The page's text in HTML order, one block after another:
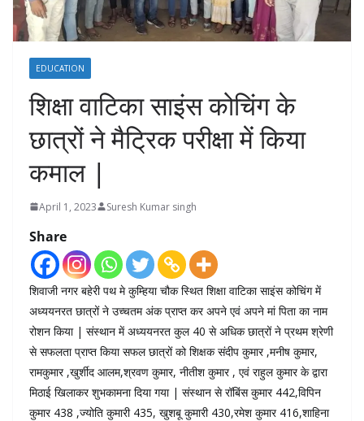
EDUCATION
शिक्षा वाटिका साइंस कोचिंग के
छात्रों ने मैट्रिक परीक्षा में किया
कमाल |
April 1, 2023 Suresh Kumar singh
Share
शिवाजी नगर बहेरी पथ मे कुम्हिया चौक स्थित शिक्षा वाटिका साइंस कोचिंग में
अध्ययनरत छात्रों ने उच्चतम अंक प्राप्त कर अपने एवं अपने मां पिता का नाम
रोशन किया | संस्थान में अध्ययनरत कुल 40 से अधिक छात्रों ने प्रथम श्रेणी
से सफलता प्राप्त किया सफल छात्रों को शिक्षक संदीप कुमार ,मनीष कुमार,
रामकुमार ,खुर्शीद आलम,श्रवण कुमार, नीतीश कुमार , एवं राहुल कुमार के द्वारा
मिठाई खिलाकर शुभकामना दिया गया | संस्थान से रॉबिंस कुमार 442,विपिन
कुमार 438 ,ज्योति कुमारी 435, खुशबू कुमारी 430,रमेश कुमार 416,शाहिना